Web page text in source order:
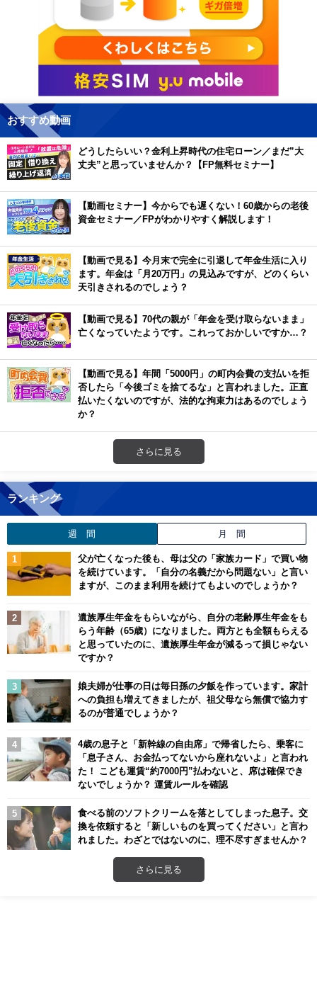
おすすめ動画
どうしたらいい？金利上昇時代の住宅ローン／まだ”大
丈夫”と思っていませんか？【FP無料セミナー】
【動画セミナー】今からでも遅くない！60歳からの老後
資金セミナー／FPがわかりやすく解説します！
【動画で見る】今月末で完全に引退して年金生活に入り
ます。年金は「月20万円」の見込みですが、どのくらい
天引きされるのでしょう？
【動画で見る】70代の親が「年金を受け取らないまま」
亡くなっていたようです。これっておかしいですか…？
【動画で見る】年間「5000円」の町内会費の支払いを拒
否したら「今後ゴミを捨てるな」と言われました。正直
払いたくないのですが、法的な拘束力はあるのでしょう
か？
さらに見る
ランキング
週 間 月 間
父が亡くなった後も、母は父の「家族カード」で買い物
を続けています。「自分の名義だから問題ない」と言い
ますが、このまま利用を続けてもよいのでしょうか？
遺族厚生年金をもらいながら、自分の老齢厚生年金をも
らう年齢（65歳）になりました。両方とも全額もらえる
と思っていたのに、遺族厚生年金が減るって損じゃない
ですか？
娘夫婦が仕事の日は毎日孫の夕飯を作っています。家計
への負担も増えてきましたが、祖父母なら無償で協力す
るのが普通でしょうか？
4歳の息子と「新幹線の自由席」で帰省したら、乗客に
「息子さん、お金払ってないから座れないよ」と言われ
た！ こども運賃“約7000円”払わないと、席は確保でき
ないでしょうか？ 運賃ルールを確認
食べる前のソフトクリームを落としてしまった息子。交
換を依頼すると「新しいものを買ってください」と言わ
れました。わざとではないのに、理不尽すぎませんか？
さらに見る